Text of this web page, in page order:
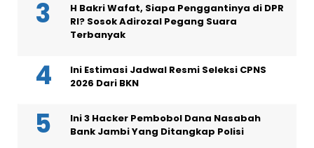
H Bakri Wafat, Siapa Penggantinya di DPR
RI? Sosok Adirozal Pegang Suara
Terbanyak
Ini Estimasi Jadwal Resmi Seleksi CPNS
2026 Dari BKN
Ini 3 Hacker Pembobol Dana Nasabah
Bank Jambi Yang Ditangkap Polisi